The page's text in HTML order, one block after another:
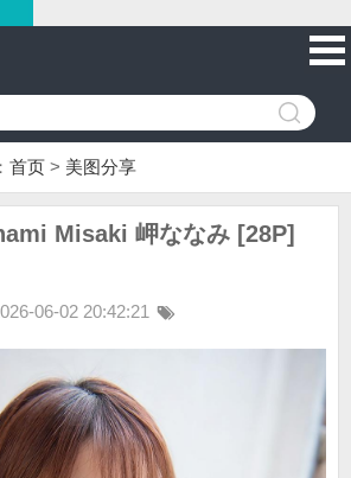
首页 > 美图分享
Misaki 岬ななみ [28P]
06-02 20:42:21